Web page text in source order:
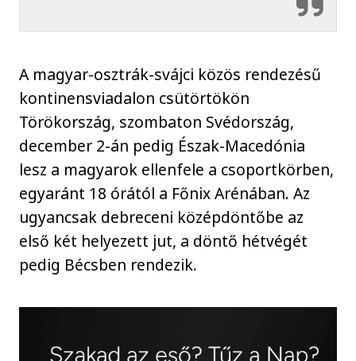
A magyar-osztrák-svájci közös rendezésű
kontinensviadalon csütörtökön
Törökország, szombaton Svédország,
december 2-án pedig Észak-Macedónia
lesz a magyarok ellenfele a csoportkörben,
egyaránt 18 órától a Főnix Arénában. Az
ugyancsak debreceni középdöntőbe az
első két helyezett jut, a döntő hétvégét
pedig Bécsben rendezik.